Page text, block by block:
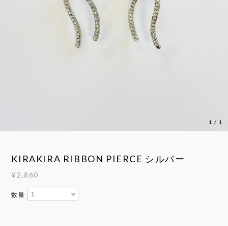
1 / 1
KIRAKIRA RIBBON PIERCE シルバー
¥2,860
数量